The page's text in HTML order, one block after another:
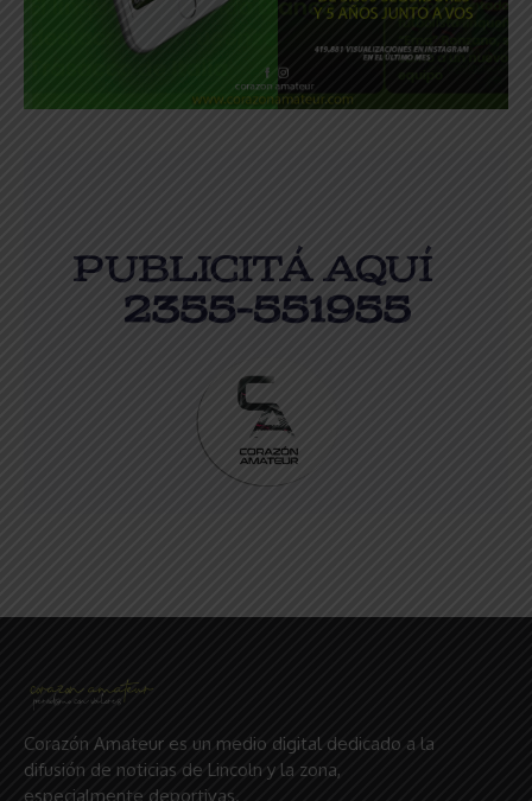
Corazón Amateur es un medio digital dedicado a la
difusión de noticias de Lincoln y la zona,
especialmente deportivas.